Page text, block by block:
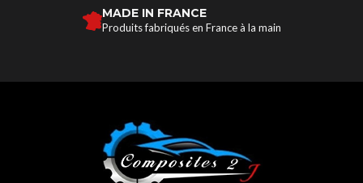
MADE IN FRANCE
Produits fabriqués en France à la main